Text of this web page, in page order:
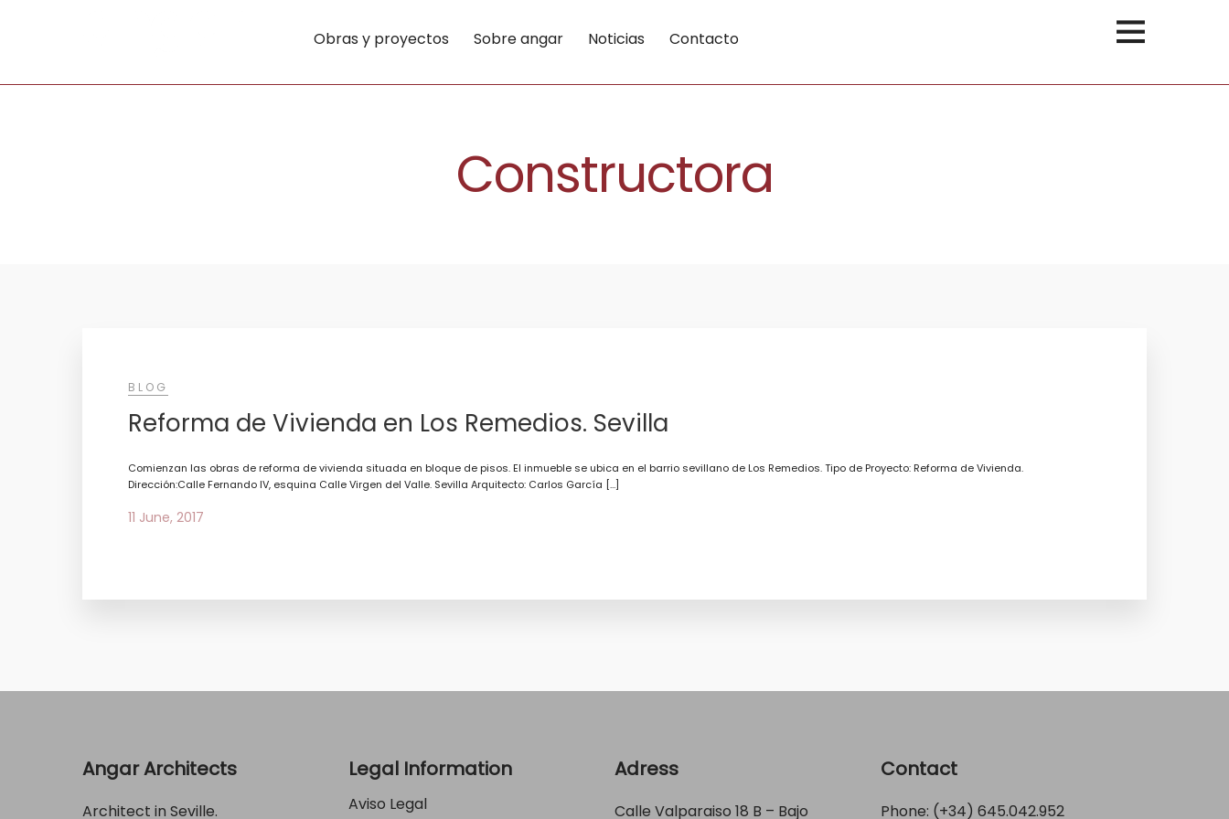
Obras y proyectos Sobre angar Noticias Contacto
Constructora
BLOG
Reforma de Vivienda en Los Remedios. Sevilla
Comienzan las obras de reforma de vivienda situada en bloque de pisos. El inmueble se ubica en el barrio sevillano de Los Remedios. Tipo de Proyecto: Reforma de Vivienda.
Dirección:Calle Fernando IV, esquina Calle Virgen del Valle. Sevilla Arquitecto: Carlos García […]
11 June, 2017
Angar Architects
Architect in Seville.
Legal Information
Aviso Legal
Adress
Calle Valparaiso 18 B – Bajo
Contact
Phone: (+34) 645.042.952